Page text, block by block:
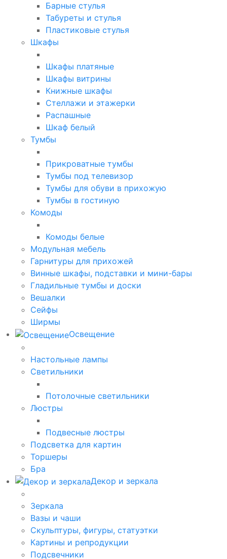
Барные стулья
Табуреты и стулья
Пластиковые стулья
Шкафы
Шкафы платяные
Шкафы витрины
Книжные шкафы
Стеллажи и этажерки
Распашные
Шкаф белый
Тумбы
Прикроватные тумбы
Тумбы под телевизор
Тумбы для обуви в прихожую
Тумбы в гостиную
Комоды
Комоды белые
Модульная мебель
Гарнитуры для прихожей
Винные шкафы, подставки и мини-бары
Гладильные тумбы и доски
Вешалки
Сейфы
Ширмы
Освещение
Настольные лампы
Светильники
Потолочные светильники
Люстры
Подвесные люстры
Подсветка для картин
Торшеры
Бра
Декор и зеркала
Зеркала
Вазы и чаши
Скульптуры, фигуры, статуэтки
Картины и репродукции
Подсвечники